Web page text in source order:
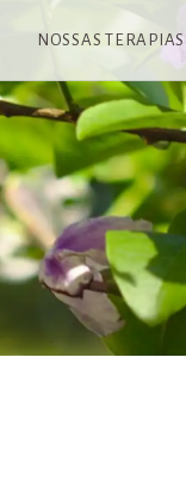
NOSSAS TERAPIAS